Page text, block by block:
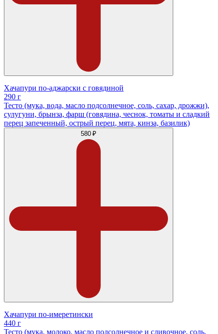
Хачапури по-аджарски с говядиной
290 г
Тесто (мука, вода, масло подсолнечное, соль, сахар, дрожжи),
сулугуни, брынза, фарш (говядина, чеснок, томаты и сладкий
перец запеченный, острый перец, мята, кинза, базилик)
580 ₽
Хачапури по-имеретински
440 г
Тесто (мука, молоко, масло подсолнечное и сливочное, соль,